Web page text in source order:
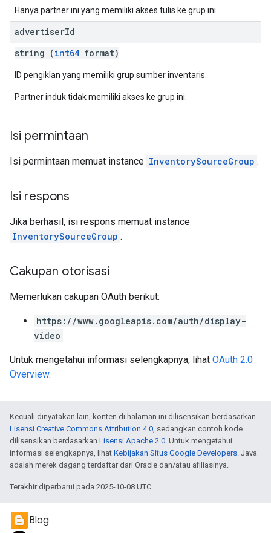
Hanya partner ini yang memiliki akses tulis ke grup ini.
advertiserId
string (int64 format)
ID pengiklan yang memiliki grup sumber inventaris.
Partner induk tidak memiliki akses ke grup ini.
Isi permintaan
Isi permintaan memuat instance InventorySourceGroup .
Isi respons
Jika berhasil, isi respons memuat instance
InventorySourceGroup .
Cakupan otorisasi
Memerlukan cakupan OAuth berikut:
https://www.googleapis.com/auth/display-
video
Untuk mengetahui informasi selengkapnya, lihat OAuth 2.0
Overview.
Kecuali dinyatakan lain, konten di halaman ini dilisensikan berdasarkan
Lisensi Creative Commons Attribution 4.0, sedangkan contoh kode
dilisensikan berdasarkan Lisensi Apache 2.0. Untuk mengetahui
informasi selengkapnya, lihat Kebijakan Situs Google Developers. Java
adalah merek dagang terdaftar dari Oracle dan/atau afiliasinya.
Terakhir diperbarui pada 2025-10-08 UTC.
Blog